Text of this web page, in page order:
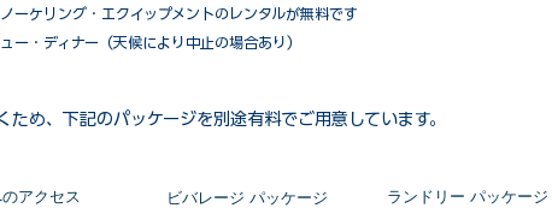
ーケリング・エクイップメントのレンタルが無料です
・ディナー（天候により中止の場合あり）
め、下記のパッケージを別途有料でご用意しています。​
アクセス ビバレージ パッケージ ​ランドリー パッケージ